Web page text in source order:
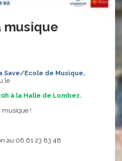
musique
Save/Ecole de Musique,
le
à la Halle de Lombez.
musique !
au 06 61 23 83 48